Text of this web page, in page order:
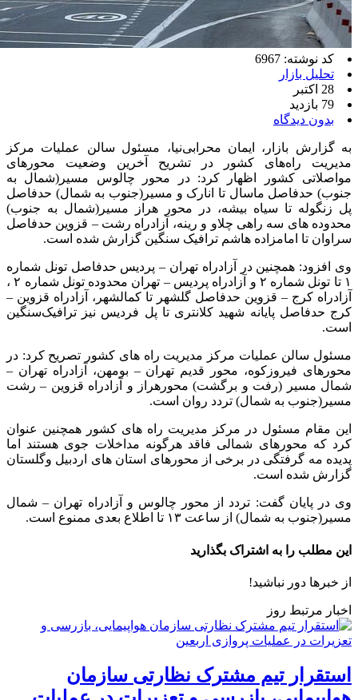
کد نوشته: 6967
تحلیل بازار
28 اکتبر
79 بازدید
بدون دیدگاه
به گزارش بازار، ایمان محرابی‌نیا، مسئول سالن عملیات مرکز
مدیریت راه‌های کشور در تشریح آخرین وضعیت محورهای
مواصلاتی کشور اظهار کرد: در محور چالوس مسیر(شمال به
جنوب) حدفاصل ماسال تا انارک و مسیر(جنوب به شمال) حدفاصل
پل زنگوله تا سیاه بیشه، در محور هراز مسیر(شمال به جنوب)
محدوده های سه راهی چلاو و رینه، آزادراه رشت – قزوین حدفاصل
سراوان تا امامزاده هاشم ترافیک سنگین گزارش شده است.
وی افزود: همچنین در آزادراه تهران – پردیس حدفاصل تونل شماره
۱ تا تونل شماره ۲ و آزادراه پردیس – تهران محدوده تونل شماره ۲ ،
آزادراه کرج – قزوین حدفاصل گلشهر تا کمالشهر، آزادراه قزوین –
کرج حدفاصل پایانه شهید کلانتری تا پل فردیس نیز ترافیک‌سنگین
است.
مسئول سالن عملیات مرکز مدیریت راه های کشور تصریح کرد: در
محورهای فیروزکوه، محور قدیم تهران – بومهن، آزادراه تهران –
شمال مسیر (رفت و برگشت) محورهراز و آزادراه قزوین – رشت
مسیر(جنوب به شمال) تردد روان است.
این مقام مسئول در مرکز مدیریت راه های کشور همچنین عنوان
کرد که محورهای شمالی فاقد هرگونه مداخلات جوی هستند اما
پدیده مه گرفتگی در برخی از محورهای استان های اردبیل وگلستان
گزارش شده است.
وی در پایان گفت: تردد از محور چالوس و آزادراه تهران – شمال
مسیر(جنوب به شمال) از ساعت ۱۳ تا اطلاع بعدی ممنوع است.
این مطلب را به اشتراک بگذارید
از خبرها دور نباشید!
اخبار مرتبط روز
استقرار تیم مشترک نظارتی سازمان